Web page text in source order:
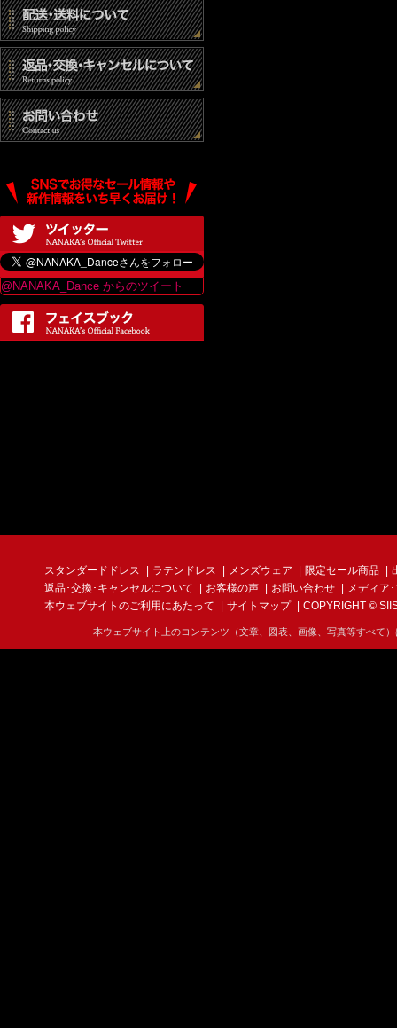
@NANAKA_Dance からのツイート
スタンダードドレス ラテンドレス メンズウェア 限定セール商品
返品･交換･キャンセルについて
お客様の声 お問い合わせ
メディア
本ウェブサイトのご利用にあたって
サイトマップ COPYRIGHT ©
本ウェブサイト上のコンテンツ（文章、図表、画像、写真等すべて